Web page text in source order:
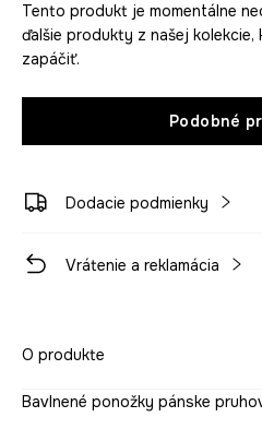
Tento produkt je momentálne
ďalšie produkty z našej kolekcie,
zapáčiť.
Podobné
Dodacie podmienky
Vrátenie a reklamácia
O produkte
Bavlnené ponožky pánske